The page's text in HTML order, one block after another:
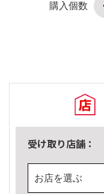
購入個数
受け取り店舗：
お店を選ぶ